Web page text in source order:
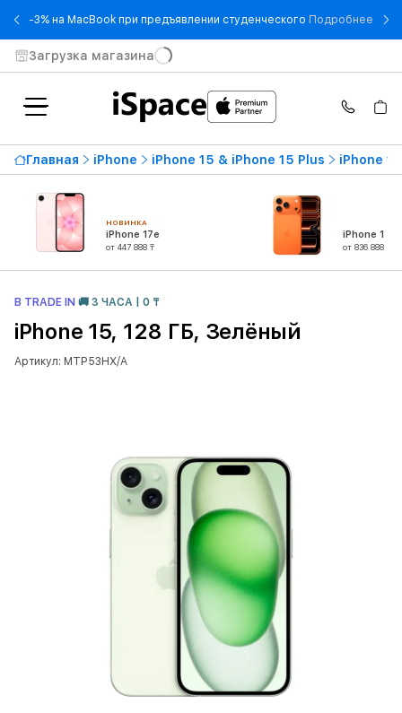
-3% на MacBook при предъявлении студенческого Подробнее - -
Загрузка магазина
Главная iPhone iPhone 15 & iPhone 15 Plus iPhone 15
НОВИНКА
iPhone 17e
от 447 888 ₸
iPhone 17
от 836 888 ₸
В TRADE IN 🚚 3 ЧАСА | 0 ₸
iPhone 15, 128 ГБ, Зелёный
Артикул: MTP53HX/A